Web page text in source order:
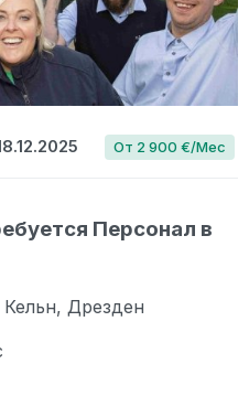
От 2 900 €/Мес
Персонал в
Дрезден